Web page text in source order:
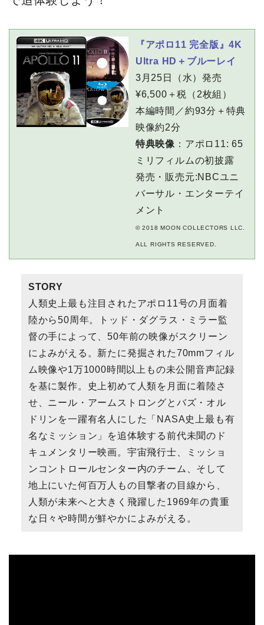
『アポロ11 完全版』4K
Ultra HD＋ブルーレイ
3月25日（水）発売
¥6,500＋税（2枚組）
本編時間／約93分＋特典
映像約2分
特典映像 ：アポロ11: 65
ミリフィルムの初披露
発売・販売元:NBCユニ
バーサル・エンターテイ
メント
© 2018 MOON COLLECTORS LLC.
ALL RIGHTS RESERVED.
STORY
人類史上最も注目されたアポロ11号の月面着
陸から50周年。トッド・ダグラス・ミラー監
督の手によって、50年前の映像がスクリーン
によみがえる。新たに発掘された70mmフィル
ム映像や1万1000時間以上もの未公開音声記録
を基に製作。史上初めて人類を月面に着陸さ
せ、ニール・アームストロングとバズ・オル
ドリンを一躍有名人にした「NASA史上最も有
名なミッション」を追体験する前代未聞のド
キュメンタリー映画。宇宙飛行士、ミッショ
ンコントロールセンター内のチーム、そして
地上にいた何百万人もの目撃者の目線から、
人類が未来へと大きく飛躍した1969年の貴重
な日々や時間が鮮やかによみがえる。